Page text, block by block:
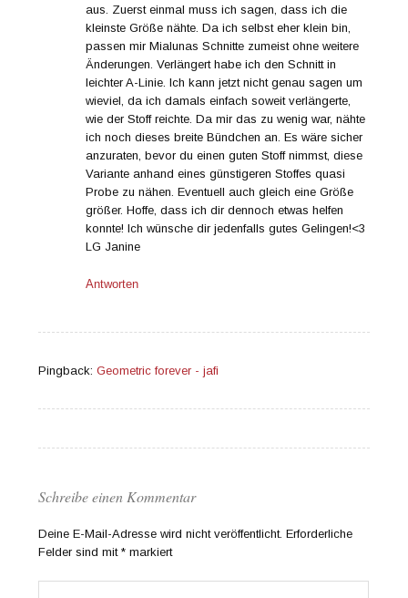
aus. Zuerst einmal muss ich sagen, dass ich die
kleinste Größe nähte. Da ich selbst eher klein bin,
passen mir Mialunas Schnitte zumeist ohne weitere
Änderungen. Verlängert habe ich den Schnitt in
leichter A-Linie. Ich kann jetzt nicht genau sagen um
wieviel, da ich damals einfach soweit verlängerte,
wie der Stoff reichte. Da mir das zu wenig war, nähte
ich noch dieses breite Bündchen an. Es wäre sicher
anzuraten, bevor du einen guten Stoff nimmst, diese
Variante anhand eines günstigeren Stoffes quasi
Probe zu nähen. Eventuell auch gleich eine Größe
größer. Hoffe, dass ich dir dennoch etwas helfen
konnte! Ich wünsche dir jedenfalls gutes Gelingen!<3
LG Janine
Antworten
Pingback:Geometric forever - jafi
Schreibe einen Kommentar
Deine E-Mail-Adresse wird nicht veröffentlicht. Erforderliche
Felder sind mit* markiert